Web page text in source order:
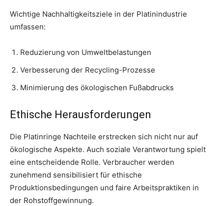
Wichtige Nachhaltigkeitsziele in der Platinindustrie
umfassen:
Reduzierung von Umweltbelastungen
Verbesserung der Recycling-Prozesse
Minimierung des ökologischen Fußabdrucks
Ethische Herausforderungen
Die Platinringe Nachteile erstrecken sich nicht nur auf
ökologische Aspekte. Auch soziale Verantwortung spielt
eine entscheidende Rolle. Verbraucher werden
zunehmend sensibilisiert für ethische
Produktionsbedingungen und faire Arbeitspraktiken in
der Rohstoffgewinnung.